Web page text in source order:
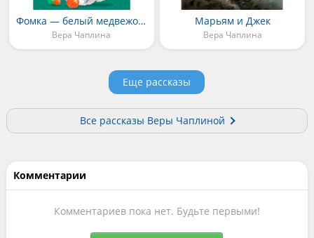
Фомка — белый медвежонок
Вера Чаплина
Марьям и Джек
Вера Чаплина
Еще рассказы
Все рассказы Веры Чаплиной
Комментарии
Комментариев пока нет. Будьте первыми!